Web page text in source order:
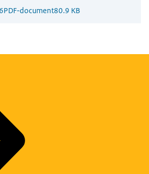
PDF-document80.9 KB